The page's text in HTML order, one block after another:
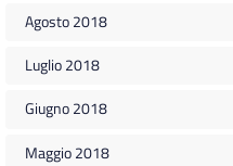
Agosto 2018
Luglio 2018
Giugno 2018
Maggio 2018